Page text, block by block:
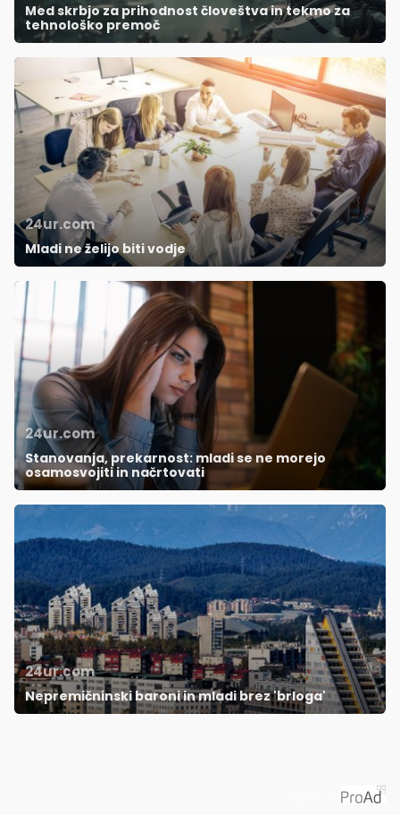
Med skrbjo za prihodnost človeštva in tekmo za
tehnološko premoč
24ur.com
Mladi ne želijo biti vodje
24ur.com
Stanovanja, prekarnost: mladi se ne morejo
osamosvojiti in načrtovati
24ur.com
Nepremičninski baroni in mladi brez 'brloga'